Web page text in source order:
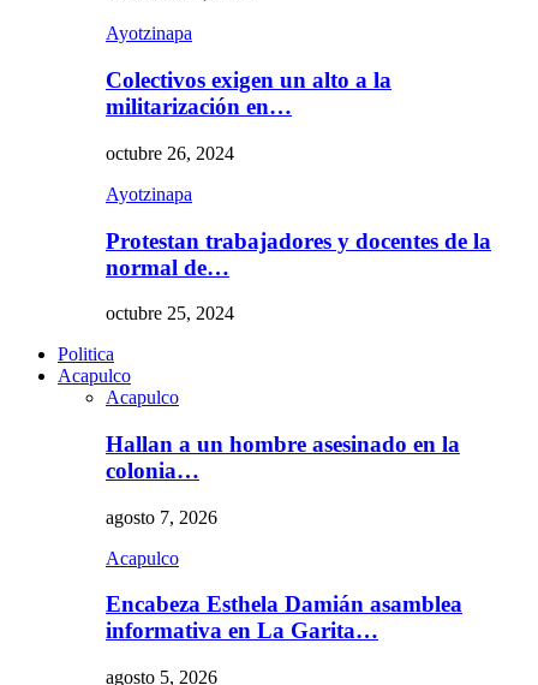
Ayotzinapa
Colectivos exigen un alto a la
militarización en…
octubre 26, 2024
Ayotzinapa
Protestan trabajadores y docentes de la
normal de…
octubre 25, 2024
Politica
Acapulco
Acapulco
Hallan a un hombre asesinado en la
colonia…
agosto 7, 2026
Acapulco
Encabeza Esthela Damián asamblea
informativa en La Garita…
agosto 5, 2026